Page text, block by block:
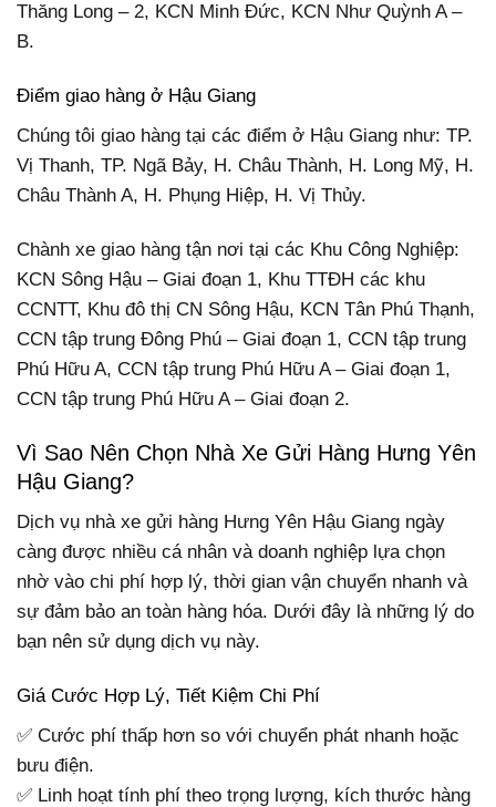
Thăng Long – 2, KCN Minh Đức, KCN Như Quỳnh A –
B.
Điểm giao hàng ở Hậu Giang
Chúng tôi giao hàng tại các điểm ở Hậu Giang như: TP.
Vị Thanh, TP. Ngã Bảy, H. Châu Thành, H. Long Mỹ, H.
Châu Thành A, H. Phụng Hiệp, H. Vị Thủy.
Chành xe giao hàng tận nơi tại các Khu Công Nghiệp:
KCN Sông Hậu – Giai đoạn 1, Khu TTĐH các khu
CCNTT, Khu đô thị CN Sông Hậu, KCN Tân Phú Thạnh,
CCN tập trung Đông Phú – Giai đoạn 1, CCN tập trung
Phú Hữu A, CCN tập trung Phú Hữu A – Giai đoạn 1,
CCN tập trung Phú Hữu A – Giai đoạn 2.
Vì Sao Nên Chọn Nhà Xe Gửi Hàng Hưng Yên
Hậu Giang?
Dịch vụ nhà xe gửi hàng Hưng Yên Hậu Giang ngày
càng được nhiều cá nhân và doanh nghiệp lựa chọn
nhờ vào chi phí hợp lý, thời gian vận chuyển nhanh và
sự đảm bảo an toàn hàng hóa. Dưới đây là những lý do
bạn nên sử dụng dịch vụ này.
Giá Cước Hợp Lý, Tiết Kiệm Chi Phí
✅ Cước phí thấp hơn so với chuyển phát nhanh hoặc
bưu điện.
✅ Linh hoạt tính phí theo trọng lượng, kích thước hàng